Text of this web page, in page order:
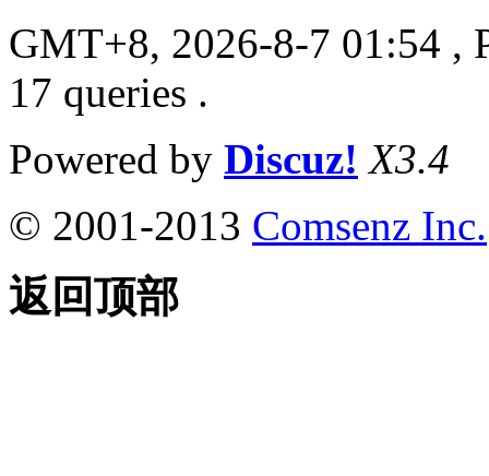
GMT+8, 2026-8-7 01:54 ,
17 queries .
Powered by Discuz! X3.4
© 2001-2013 Comsenz Inc.
返回顶部